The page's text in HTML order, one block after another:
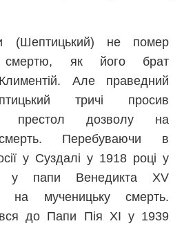
(Шептицький) не помер
смертю, як його брат
Але праведний
тричі просив
престол дозволу на
Перебуваючи в
у Суздалі у 1918 році у
у папи Венедикта XV
на мученицьку смерть.
до Папи Пія ХІ у 1939